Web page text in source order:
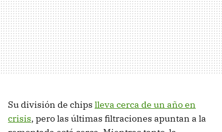
Su división de chips lleva cerca de un año en
crisis, pero las últimas filtraciones apuntan a la